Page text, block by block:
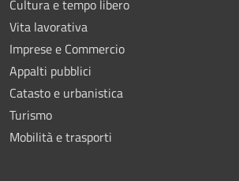
Cultura e tempo libero
Vita lavorativa
Imprese e Commercio
Appalti pubblici
Catasto e urbanistica
Turismo
Mobilità e trasporti